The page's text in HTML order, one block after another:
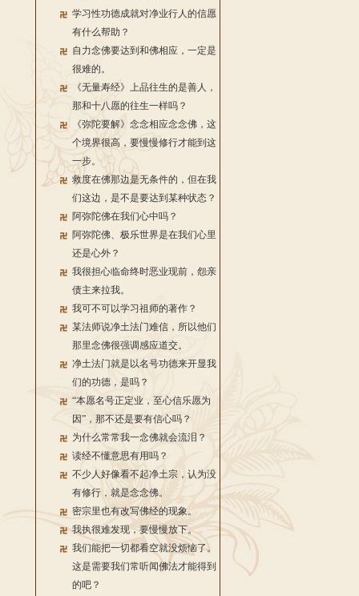
学习性功德成就对净业行人的信愿
有什么帮助？
自力念佛要达到和佛相应，一定是
很难的。
《无量寿经》上品往生的是善人，
那和十八愿的往生一样吗？
《弥陀要解》念念相应念念佛，这
个境界很高，要慢慢修行才能到这
一步。
救度在佛那边是无条件的，但在我
们这边，是不是要达到某种状态？
阿弥陀佛在我们心中吗？
阿弥陀佛、极乐世界是在我们心里
还是心外？
我很担心临命终时恶业现前，怨亲
债主来拉我。
我可不可以学习祖师的著作？
某法师说净土法门难信，所以他们
那里念佛很强调感应道交。
净土法门就是以名号功德来开显我
们的功德，是吗？
“本愿名号正定业，至心信乐愿为
因”，那不还是要有信心吗？
为什么常常我一念佛就会流泪？
读经不懂意思有用吗？
不少人好像看不起净土宗，认为没
有修行，就是念念佛。
密宗里也有改写佛经的现象。
我执很难发现，要慢慢放下。
我们能把一切都看空就没烦恼了。
这是需要我们常听闻佛法才能得到
的吧？